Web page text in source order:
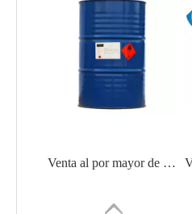
Venta al por mayor de fábrica Estireno de alta calidad CAS No. 100-42-5